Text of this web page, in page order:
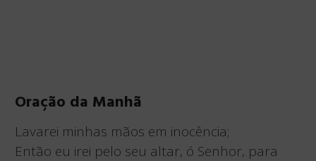
Oração da Manhã
Lavarei minhas mãos em inocência;
Então eu irei pelo seu altar, ó Senhor, para